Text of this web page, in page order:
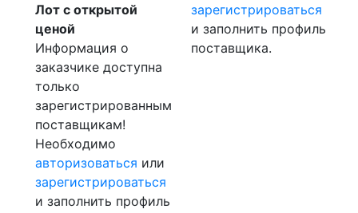
Лот с открытой
ценой
Информация о
заказчике доступна
только
зарегистрированным
поставщикам!
Необходимо
авторизоваться или
зарегистрироваться
и заполнить профиль
зарегистрироваться
и заполнить профиль
поставщика.